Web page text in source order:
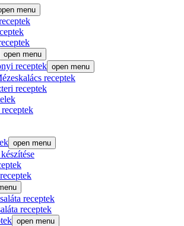
menu
open menu
receptek open menu
receptek
receptek
open menu
receptek
receptek
open menu